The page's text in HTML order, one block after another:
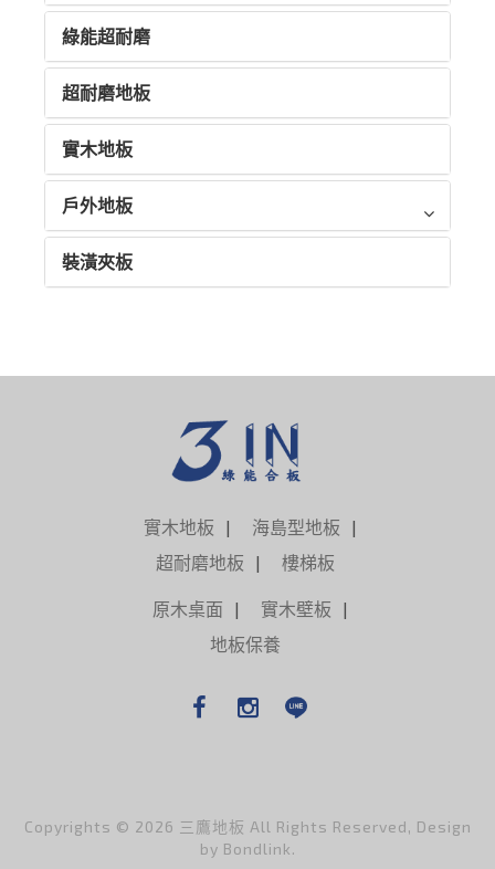
綠能超耐磨
超耐磨地板
實木地板
戶外地板
裝潢夾板
實木地板
海島型地板
超耐磨地板
樓梯板
原木桌面
實木壁板
地板保養
Copyrights © 2026 三鷹地板 All Rights Reserved, Design
by Bondlink.